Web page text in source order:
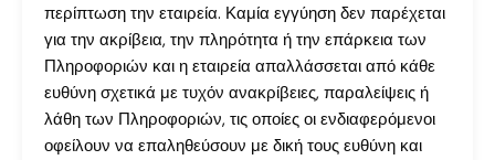
περίπτωση την εταιρεία. Καμία εγγύηση δεν παρέχεται
για την ακρίβεια, την πληρότητα ή την επάρκεια των
Πληροφοριών και η εταιρεία απαλλάσσεται από κάθε
ευθύνη σχετικά με τυχόν ανακρίβειες, παραλείψεις ή
λάθη των Πληροφοριών, τις οποίες οι ενδιαφερόμενοι
οφείλουν να επαληθεύσουν με δική τους ευθύνη και